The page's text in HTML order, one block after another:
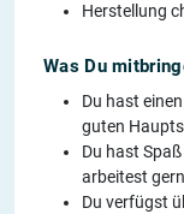
Herstellung
Was Du
Du hast
guten
Du hast
arbeitest
Du verfügst